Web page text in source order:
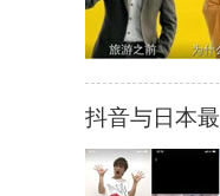
抖音与日本